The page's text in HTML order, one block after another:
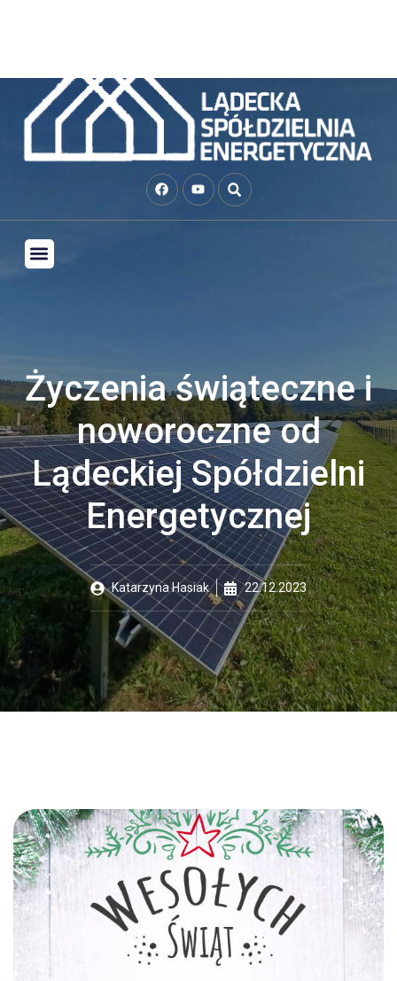
Życzenia świąteczne i
noworoczne od
Lądeckiej Spółdzielni
Energetycznej
Katarzyna Hasiak 22.12.2023